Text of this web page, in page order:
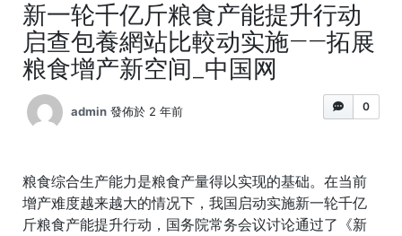
新一轮千亿斤粮食产能提升行动
启查包養網站比較动实施——拓展
粮食增产新空间_中国网
0
admin 發佈於 2 年前
粮食综合生产能力是粮食产量得以实现的基础。在当前
增产难度越来越大的情况下，我国启动实施新一轮千亿
斤粮食产能提升行动，国务院常务会议讨论通过了《新